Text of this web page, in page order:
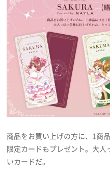
商品をお買い上げの方に、1商
限定カードもプレゼント。大
いカードだ。